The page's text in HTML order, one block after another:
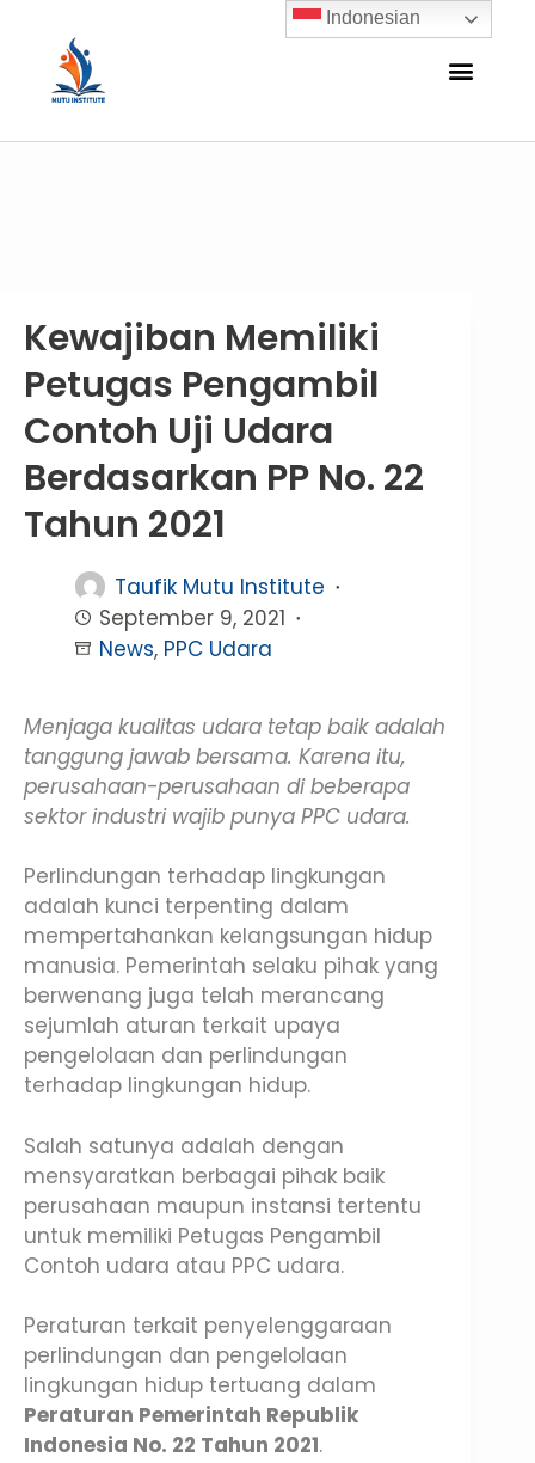
Kewajiban Memiliki
Petugas Pengambil
Contoh Uji Udara
Berdasarkan PP No. 22
Tahun 2021
Taufik Mutu Institute
September 9, 2021
News, PPC Udara
Menjaga kualitas udara tetap baik adalah
tanggung jawab bersama. Karena itu,
perusahaan-perusahaan di beberapa
sektor industri wajib punya PPC udara.
Perlindungan terhadap lingkungan
adalah kunci terpenting dalam
mempertahankan kelangsungan hidup
manusia. Pemerintah selaku pihak yang
berwenang juga telah merancang
sejumlah aturan terkait upaya
pengelolaan dan perlindungan
terhadap lingkungan hidup.
Salah satunya adalah dengan
mensyaratkan berbagai pihak baik
perusahaan maupun instansi tertentu
untuk memiliki Petugas Pengambil
Contoh udara atau PPC udara.
Peraturan terkait penyelenggaraan
perlindungan dan pengelolaan
lingkungan hidup tertuang dalam
Peraturan Pemerintah Republik
Indonesia No. 22 Tahun 2021.
Indonesian